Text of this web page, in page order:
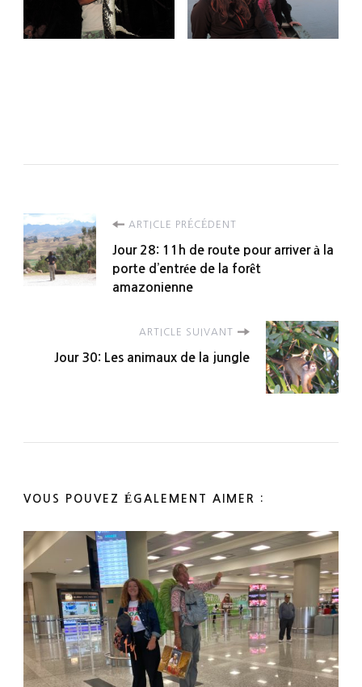
Navigation
d'article
ARTICLE PRÉCÉDENT
Jour 28: 11h de route pour arriver à la
porte d’entrée de la forêt
amazonienne
ARTICLE SUIVANT
Jour 30: Les animaux de la jungle
VOUS POUVEZ ÉGALEMENT AIMER :